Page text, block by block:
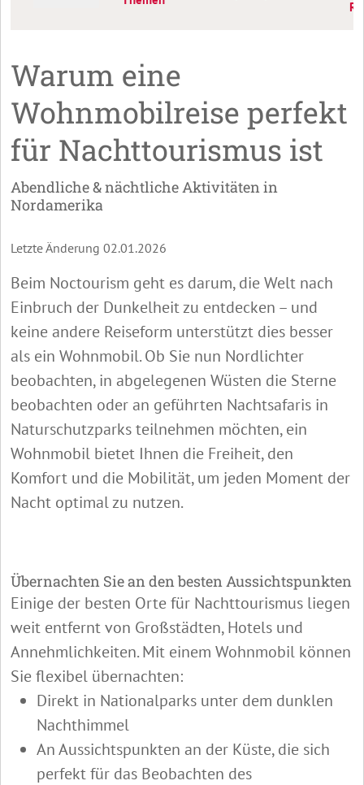
Warum eine
Wohnmobilreise perfekt
für Nachttourismus ist
Abendliche & nächtliche Aktivitäten in
Nordamerika
Letzte Änderung 02.01.2026
Beim Noctourism geht es darum, die Welt nach
Einbruch der Dunkelheit zu entdecken – und
keine andere Reiseform unterstützt dies besser
als ein Wohnmobil. Ob Sie nun Nordlichter
beobachten, in abgelegenen Wüsten die Sterne
beobachten oder an geführten Nachtsafaris in
Naturschutzparks teilnehmen möchten, ein
Wohnmobil bietet Ihnen die Freiheit, den
Komfort und die Mobilität, um jeden Moment der
Nacht optimal zu nutzen.
Übernachten Sie an den besten Aussichtspunkten
Einige der besten Orte für Nachttourismus liegen
weit entfernt von Großstädten, Hotels und
Annehmlichkeiten. Mit einem Wohnmobil können
Sie flexibel übernachten:
Direkt in Nationalparks unter dem dunklen
Nachthimmel
An Aussichtspunkten an der Küste, die sich
perfekt für das Beobachten des